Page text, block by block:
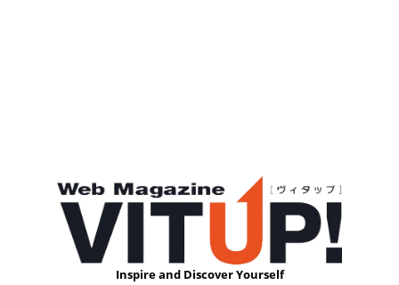
Inspire and Discover Yourself